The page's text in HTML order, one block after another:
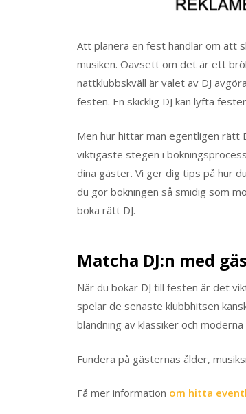
Att planera en fest handlar om att
musiken. Oavsett om det är ett
nattklubbskväll är valet av DJ
festen. En skicklig DJ kan lyfta
Men hur hittar man egentligen rätt
viktigaste stegen i
dina gäster. Vi ger dig tips på hur
du gör bokningen så smidig som
boka rätt DJ.
Matcha DJ:n med
När du bokar DJ till festen är det
spelar de senaste klubbhitsen
blandning av klassiker och
Fundera på gästernas ålder,
Få mer information om hitta